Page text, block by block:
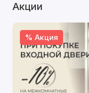
Акции
% Акция